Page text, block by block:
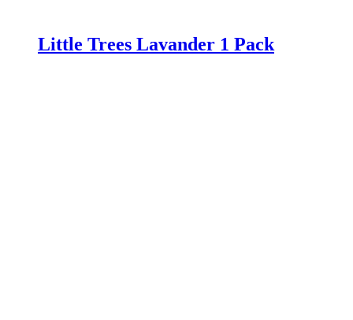
Little Trees Lavander 1 Pack